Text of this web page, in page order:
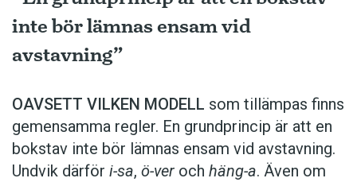
inte bör lämnas ensam vid
avstavning”
OAVSETT VILKEN MODELL som tillämpas finns
gemensamma regler. En grundprincip är att en
bokstav inte bör lämnas ensam vid avstavning.
Undvik därför i-sa, ö-ver och häng-a. Även om